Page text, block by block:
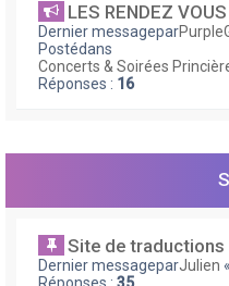
LES RENDEZ
Dernier messagepar
Postédans
Concerts & Soirées
Réponses : 16
Site de traductions
Dernier messageparJulien «